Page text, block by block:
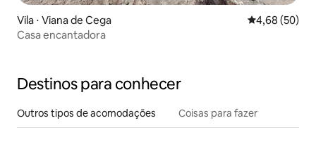
Vila ⋅ Viana de Cega 4,68 de uma
4,68 (50)
Casa encantadora
Destinos para conhecer
Outros tipos de acomodações Coisas para fazer